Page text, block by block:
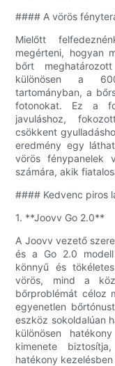
#### A vörös
Mielőtt
megérteni, hogyan
bőrt
különösen a
tartományban, a
fotonokat. Ez a
javuláshoz,
csökkent
eredmény egy
vörös fénypanelek
számára, akik
#### Kedvenc piros
1. **Joovv Go 2.0**
A Joovv vezető
és a Go 2.0
könnyű és
vörös, mind a
bőrproblémát céloz
egyenetlen
eszköz sokoldalúan
különösen
kimenete
hatékony kezelésben